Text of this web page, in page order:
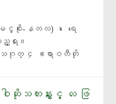
မင့္စိုး-နတလ) ၊ ေရေ
ရႈ။
ႏွာ ၾသဂုတ္ ၄ ဧရာဝတီတို
ကၤန္းႏွင့္ လႉ ဖြ